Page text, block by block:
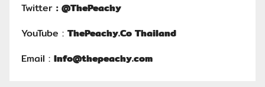
Twitter : @ThePeachy
YouTube : ThePeachy.Co Thailand
Email : Info@thepeachy.com